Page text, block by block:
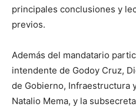
principales conclusiones y
previos.
Además del mandatario
intendente de Godoy Cruz,
de Gobierno, Infraestructura
Natalio Mema, y la